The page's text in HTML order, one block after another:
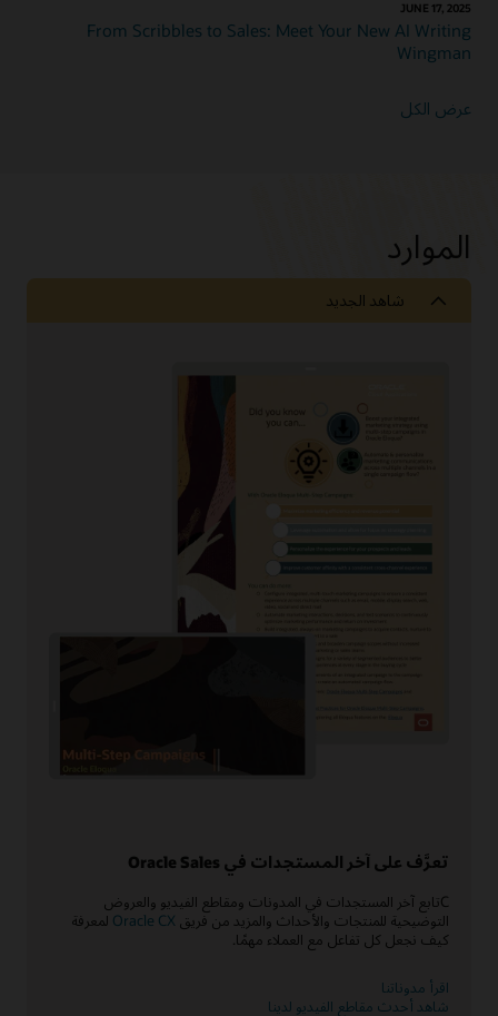
JUNE 17, 2025
From Scribbles to Sales: Meet Your New AI Writing
Wingman
عرض الكل
الموارد
شاهد الجديد
تعرَّف على آخر المستجدات في Oracle Sales
Cتابع آخر المستجدات في المدونات ومقاطع الفيديو والعروض
التوضيحية للمنتجات والأحداث والمزيد من فريق Oracle CX لمعرفة
كيف نجعل كل تفاعل مع العملاء مهمًا.
اقرأ مدوناتنا
شاهد أحدث مقاطع الفيديو لدينا